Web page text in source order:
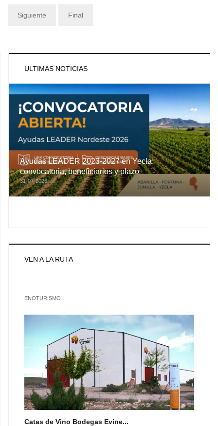
Siguiente Final
ULTIMAS NOTICIAS
Ayudas LEADER 2023-2027 en Yecla:
convocatoria, beneficiarios y plazo
31-07-2026
VEN A LA RUTA
ENOTURISMO
Catas de Vino Bodegas Evine...